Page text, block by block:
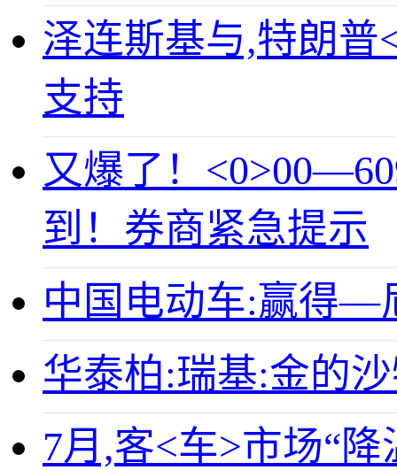
泽连斯基与,特朗普
支持
又爆了！
到！券商紧急提示
中国电动车:赢得—
华泰柏:瑞基:金的
7月,客<车>市场“